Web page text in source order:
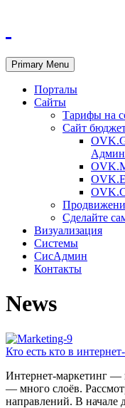
Primary Menu
Порталы
Сайты
Тарифы на
Сайт
Сделайте
Визуализация
Системы
СисАдмин
Контакты
News
Кто есть кто в
Интернет-маркетинг —
— много слоёв.
направлений. В начале